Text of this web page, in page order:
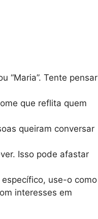
“Maria”. Tente pensar
que reflita quem
queiram conversar
Isso pode afastar
use-o como
interesses em